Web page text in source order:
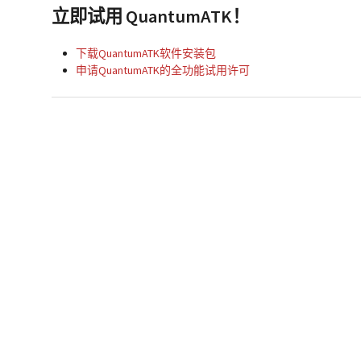
立即试用 QuantumATK！
下载QuantumATK软件安装包
申请QuantumATK的全功能试用许可